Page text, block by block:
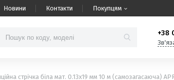
Новини Контакти Покупцям
+38
стрiчка біла мат. 0.13х19 мм 10 м (самозагасаюча)